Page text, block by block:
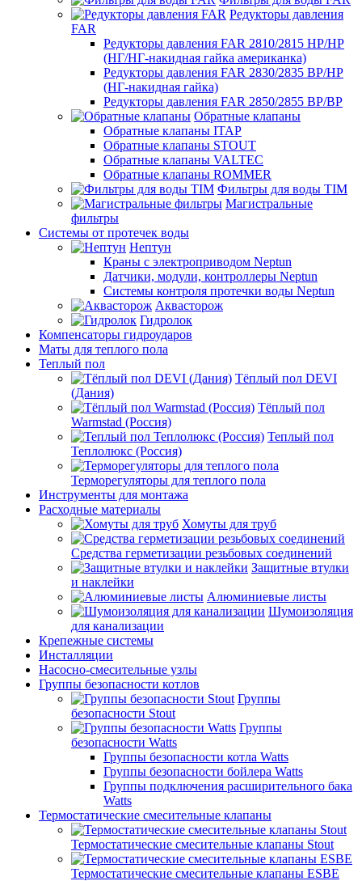
Редукторы давления
FAR
Редукторы давления FAR 2810/2815 НР/НР
(НГ/НГ-накидная гайка американка)
Редукторы давления FAR 2830/2835 ВР/НР
(НГ-накидная гайка)
Редукторы давления FAR 2850/2855 ВР/ВР
Обратные клапаны
Обратные клапаны ITAP
Обратные клапаны STOUT
Обратные клапаны VALTEC
Обратные клапаны ROMMER
Фильтры для воды TIM
Магистральные
фильтры
Системы от протечек воды
Нептун
Краны с электроприводом Neptun
Датчики, модули, контроллеры Neptun
Системы контроля протечки воды Neptun
Аквасторож
Гидролок
Компенсаторы гидроударов
Маты для теплого пола
Теплый пол
Тёплый пол DEVI
(Дания)
Тёплый пол
Warmstad (Россия)
Теплый пол
Теплолюкс (Россия)
Терморегуляторы для теплого пола
Инструменты для монтажа
Расходные материалы
Хомуты для труб
Средства герметизации резьбовых соединений
Защитные втулки
и наклейки
Алюминиевые листы
Шумоизоляция
для канализации
Крепежные системы
Инсталляции
Насосно-смесительные узлы
Группы безопасности котлов
Группы
безопасности Stout
Группы
безопасности Watts
Группы безопасности котла Watts
Группы безопасности бойлера Watts
Группы подключения расширительного бака
Watts
Термостатические смесительные клапаны
Термостатические смесительные клапаны Stout
Термостатические смесительные клапаны ESBE